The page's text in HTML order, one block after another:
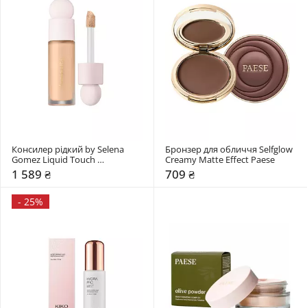
Консилер рідкий by Selena
Gomez Liquid Touch
Brightening Concealer Rare
Beauty
1 589 ₴
Бронзер для обличчя Selfglow
Creamy Matte Effect Paese
709 ₴
- 25%